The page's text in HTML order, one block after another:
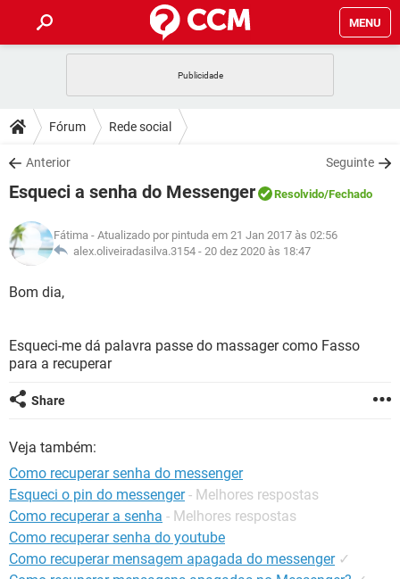
MENU
CELULAR
OUTLOOK
INSTAGRAM GMAIL
GUIA DE COMPRAS
DICAS
JOGOS
INSTAGRAM GMAIL
GUIA DE COMPRAS
DOWNLOADS
JOGOS WHATSAPP
CELULAR
OUTLOOK EXCEL
INSTAGRAM
FÓRUM
JOGOS WHATSAPP
CELULAR
OUTLOOK
GUIA DE COMPRAS
GLOSSÁRIO
JOGOS
OUTLOOK EXCEL
GUIA DE COMPRAS
Fórum Rede social
Anterior Seguinte
Esqueci a senha do Messenger Resolvido/Fechado
Fátima - Atualizado por pintuda em 21 Jan 2017 às 02:56
alex.oliveiradasilva.3154 - 20 dez 2020 às 18:47
Bom dia,
Esqueci-me dá palavra passe do massager como Fasso
para a recuperar
Share
Veja também:
Como recuperar senha do messenger
Esqueci o pin do messenger - Melhores respostas
Como recuperar a senha - Melhores respostas
Como recuperar senha do youtube
Como recuperar mensagem apagada do messenger ✓